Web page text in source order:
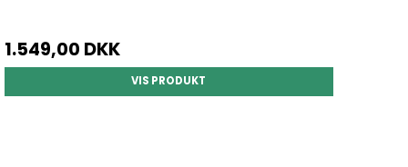
1.549,00 DKK
VIS PRODUKT